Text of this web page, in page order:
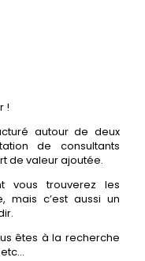
!
autour de deux
de consultants
de valeur ajoutée.
vous trouverez les
mais c’est aussi un
êtes à la recherche